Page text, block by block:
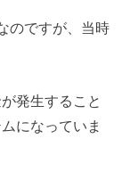
のですが、当時
発生すること
になっていま